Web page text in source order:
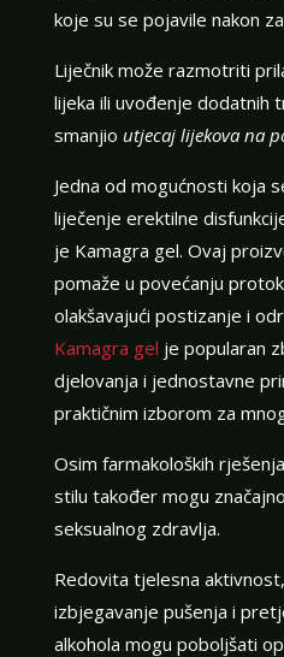
koje su se pojavile nakon
Liječnik može razmotriti
lijeka ili uvođenje dodatnih
smanjio utjecaj lijekova na
Jedna od mogućnosti koja
liječenje erektilne
je Kamagra gel. Ovaj
pomaže u povećanju
olakšavajući postizanje i
Kamagra gel je popularan
djelovanja i jednostavne
praktičnim izborom za
Osim farmakoloških
stilu također mogu
seksualnog zdravlja.
Redovita tjelesna
izbjegavanje pušenja i
alkohola mogu poboljšati